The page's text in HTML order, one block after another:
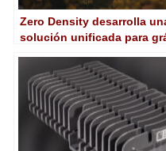
Zero Density desarrolla
solución unificada para